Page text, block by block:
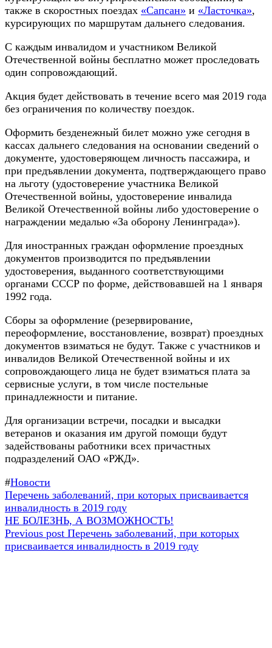
также в скоростных поездах «Сапсан» и «Ласточка»,
курсирующих по маршрутам дальнего следования.
С каждым инвалидом и участником Великой
Отечественной войны бесплатно может проследовать
один сопровождающий.
Акция будет действовать в течение всего мая 2019 года
без ограничения по количеству поездок.
Оформить безденежный билет можно уже сегодня в
кассах дальнего следования на основании сведений о
документе, удостоверяющем личность пассажира, и
при предъявлении документа, подтверждающего право
на льготу (удостоверение участника Великой
Отечественной войны, удостоверение инвалида
Великой Отечественной войны либо удостоверение о
награждении медалью «За оборону Ленинграда»).
Для иностранных граждан оформление проездных
документов производится по предъявлении
удостоверения, выданного соответствующими
органами СССР по форме, действовавшей на 1 января
1992 года.
Сборы за оформление (резервирование,
переоформление, восстановление, возврат) проездных
документов взиматься не будут. Также с участников и
инвалидов Великой Отечественной войны и их
сопровождающего лица не будет взиматься плата за
сервисные услуги, в том числе постельные
принадлежности и питание.
Для организации встречи, посадки и высадки
ветеранов и оказания им другой помощи будут
задействованы работники всех причастных
подразделений ОАО «РЖД».
#Новости
Навигация
по
записям
Предыдущая
запись:
Перечень заболеваний, при которых присваивается
инвалидность в 2019 году
Следующая
запись:
НЕ БОЛЕЗНЬ, А ВОЗМОЖНОСТЬ!
Previous post Перечень заболеваний, при которых
присваивается инвалидность в 2019 году